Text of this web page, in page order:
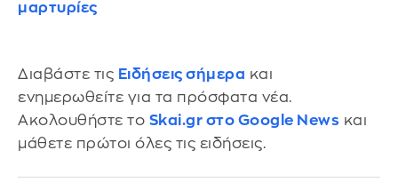
μαρτυρίες
Διαβάστε τις Ειδήσεις σήμερα και
ενημερωθείτε για τα πρόσφατα νέα.
Ακολουθήστε το Skai.gr στο Google News και
μάθετε πρώτοι όλες τις ειδήσεις.